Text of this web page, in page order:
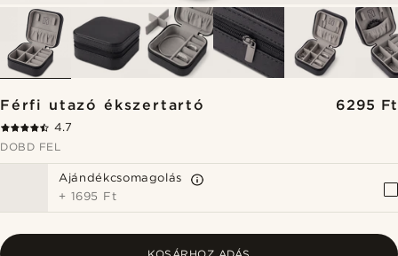
Férfi utazó ékszertartó 6295 Ft
4.7
DOBD FEL
Ajándékcsomagolás
+ 1695 Ft